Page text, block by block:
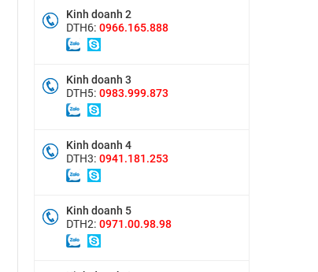
Kinh doanh 2
DTH6:0966.165.888
Kinh doanh 3
DTH5:0983.999.873
Kinh doanh 4
DTH3:0941.181.253
Kinh doanh 5
DTH2:0971.00.98.98